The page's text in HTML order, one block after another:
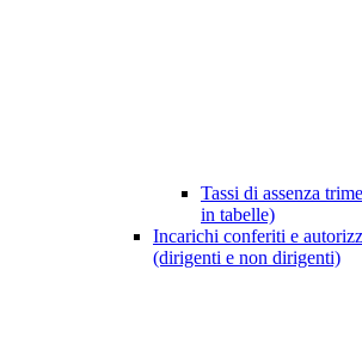
Tassi di assenza
in tabelle)
Incarichi conferiti e
(dirigenti e non dirigenti)